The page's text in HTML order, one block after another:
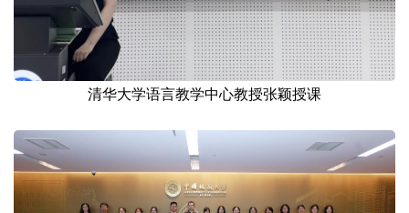
清华大学语言教学中心教授张颖授课